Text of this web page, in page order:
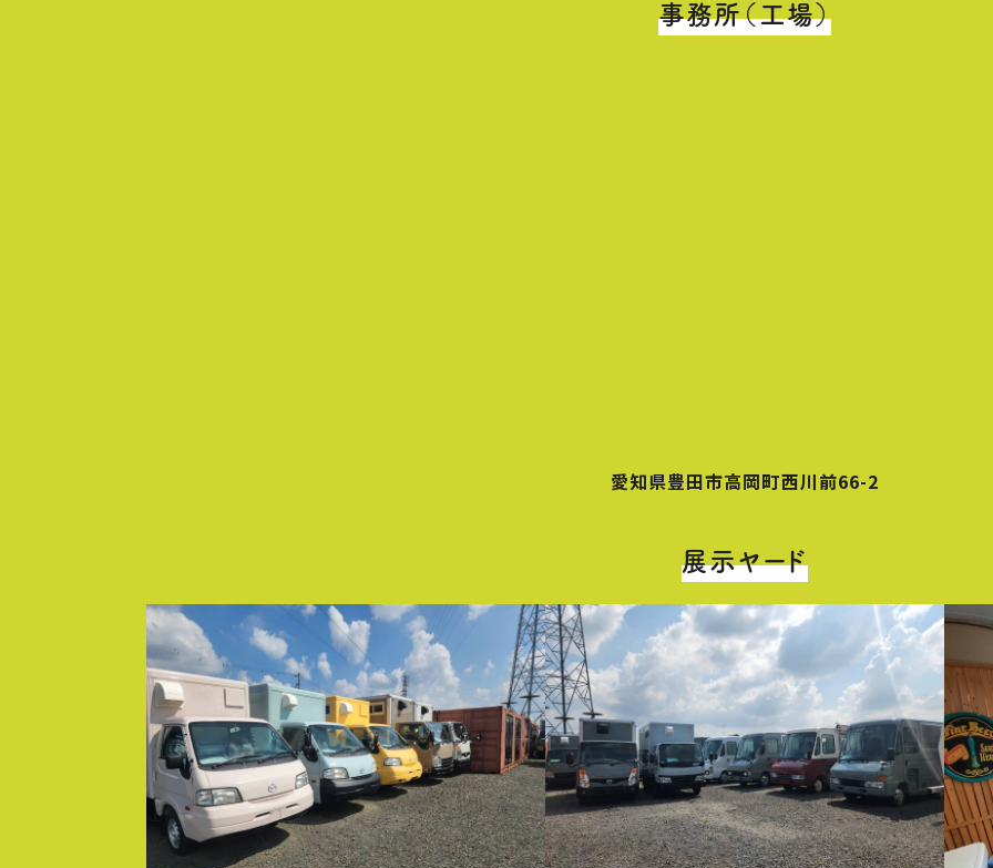
事務所（工場）
愛知県豊田市高岡町西川前66-2
展示ヤード